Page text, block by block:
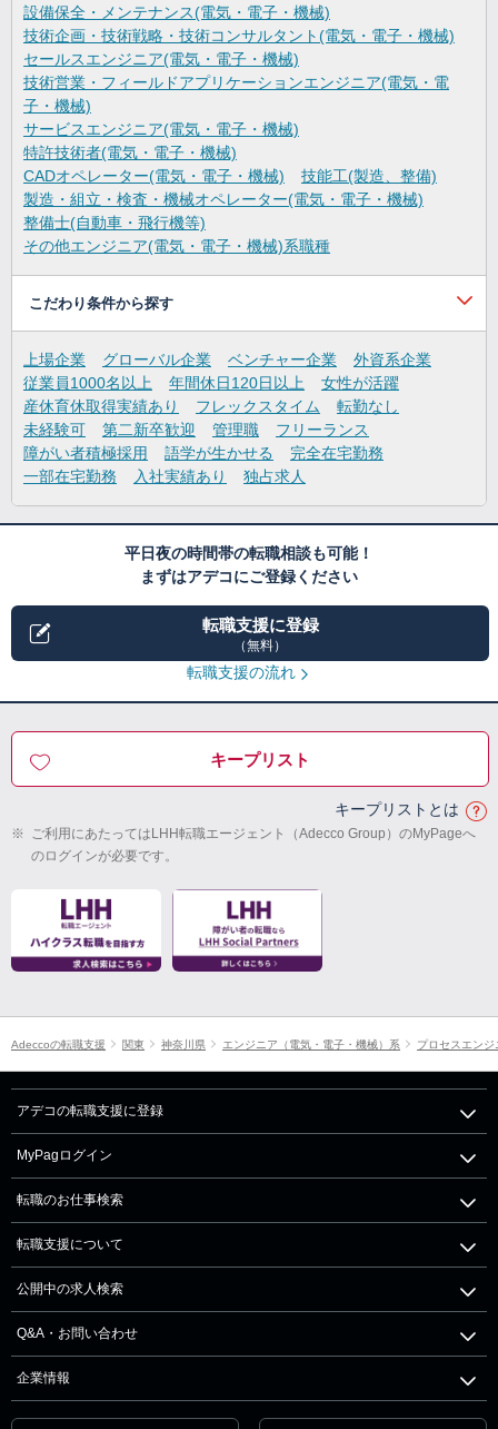
設備保全・メンテナンス(電気・電子・機械)
技術企画・技術戦略・技術コンサルタント(電気・電子・機械)
セールスエンジニア(電気・電子・機械)
技術営業・フィールドアプリケーションエンジニア(電気・電
子・機械)
サービスエンジニア(電気・電子・機械)
特許技術者(電気・電子・機械)
CADオペレーター(電気・電子・機械)
技能工(製造、整備)
製造・組立・検査・機械オペレーター(電気・電子・機械)
整備士(自動車・飛行機等)
その他エンジニア(電気・電子・機械)系職種
こだわり条件から探す
上場企業 グローバル企業 ベンチャー企業
外資系企業
従業員1000名以上
年間休日120日以上
女性が活躍
産休育休取得実績あり
フレックスタイム
転勤なし
未経験可
第二新卒歓迎 管理職
フリーランス
障がい者積極採用
語学が生かせる
完全在宅勤務
一部在宅勤務
入社実績あり 独占求人
平日夜の時間帯の転職相談も可能！
まずはアデコにご登録ください
転職支援に登録
（無料）
転職支援の流れ
キープリスト
キープリストとは
※ ご利用にあたってはLHH転職エージェント（Adecco Group）のMyPageへ
のログインが必要です。
Adeccoの転職支援 関東 神奈川県 エンジニア（電気・電子・機械）系 プロセスエン
アデコの転職支援に登録
MyPagログイン
転職のお仕事検索
転職支援について
公開中の求人検索
Q&A・お問い合わせ
企業情報